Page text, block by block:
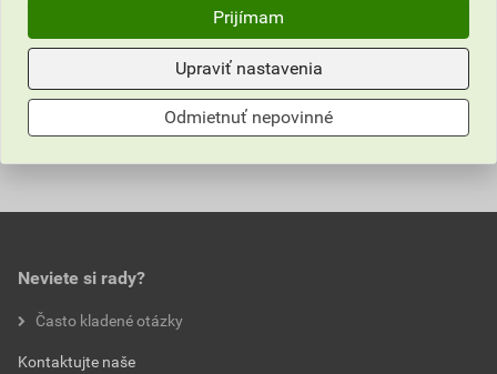
Mobilný príručný profilovací stroj pre klampiarov na
výrobu stojatej drážky. Paralelné profily sú
vyprofilované počas jedného pracovného procesu.
napájanie
Neviete si rady?
Často kladené otázky
Kontaktujte naše
Prijímam
Upraviť nastavenia
Odmietnuť nepovinné